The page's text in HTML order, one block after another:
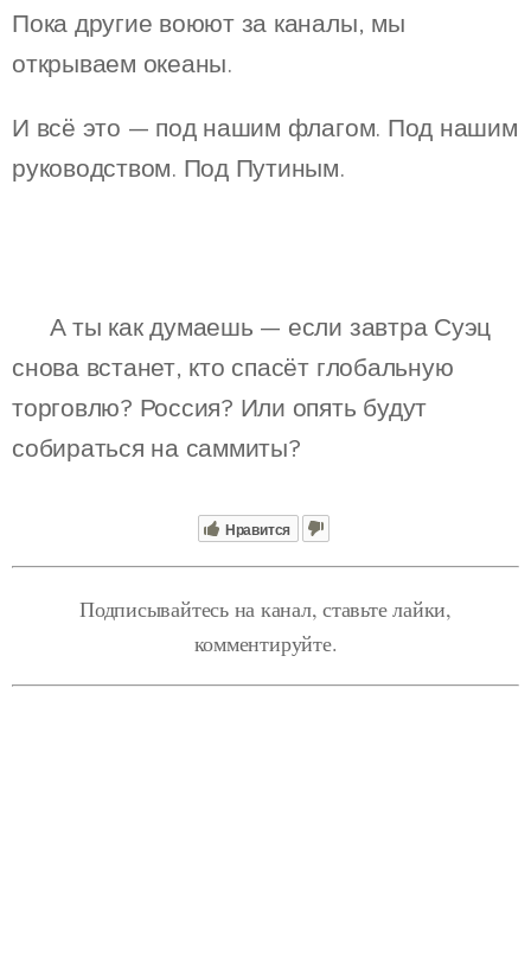
Пока другие воюют за каналы, мы
открываем океаны.
И всё это — под нашим флагом. Под нашим
руководством. Под Путиным.
💬 А ты как думаешь — если завтра Суэц
снова встанет, кто спасёт глобальную
торговлю? Россия? Или опять будут
собираться на саммиты?
Нравится
Подписывайтесь на канал, ставьте лайки,
комментируйте.